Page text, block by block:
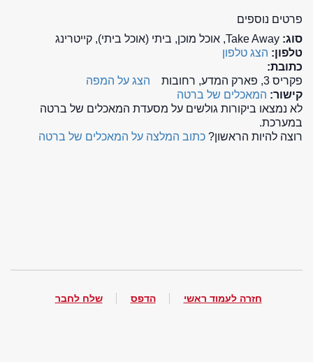
פרטים נוספים
סוג: Take Away, אוכל מוכן, ביתי (אוכל ביתי), קייטרינג
טלפון: הצג טלפון
כתובת:
פקריס 3, פארק המדע, רחובות
הצג על המפה
קישור: המאכלים של ברטה
לא נמצאו ביקורות גולשים על מסעדת המאכלים של ברטה
במערכת.
רוצה להיות הראשון? כתוב המלצה על המאכלים של ברטה
חזרה לעמוד ראשי הדפס שלח לחבר